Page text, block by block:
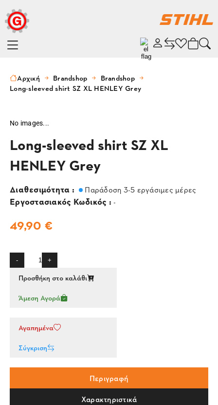
Αρχική Brandshop
Brandshop
Long-sleeved shirt SZ XL HENLEY Grey
No images...
Long-sleeved shirt SZ XL
HENLEY Grey
Διαθεσιμότητα : Παράδοση 3-5 εργάσιμες μέρες
Εργοστασιακός Κωδικός : -
49,90 €
- +
Προσθήκη στο καλάθι
Άμεση Αγορά
Αγαπημένα
Σύγκριση
Περιγραφή
Χαρακτηριστικά